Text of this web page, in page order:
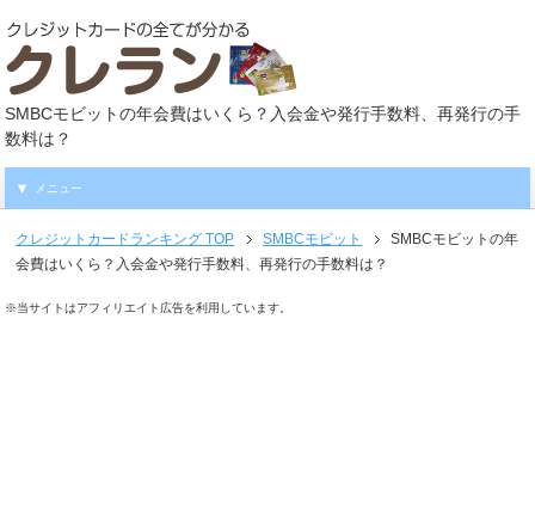
SMBCモビットの年会費はいくら？入会金や発行手数料、再発行の手
数料は？
メニュー
クレジットカードランキング TOP SMBCモビット
SMBCモビットの年
会費はいくら？入会金や発行手数料、再発行の手数料は？
※当サイトはアフィリエイト広告を利用しています。